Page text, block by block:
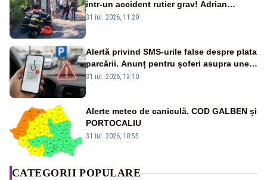
într-un accident rutier grav! Adrian
Ropotan a fost resuscitat
31 iul. 2026, 11:20
Alertă privind SMS-urile false despre plata
parcării. Anunț pentru șoferi asupra unei
noi metode de fraudă online
31 iul. 2026, 13:10
Alerte meteo de caniculă. COD GALBEN și
PORTOCALIU
31 iul. 2026, 10:55
CATEGORII POPULARE